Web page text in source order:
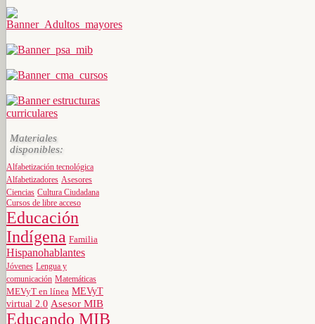
Materiales
disponibles:
Alfabetización tecnológica
Alfabetizadores Asesores
Ciencias Cultura Ciudadana
Cursos de libre acceso
Educación
Indígena Familia
Hispanohablantes
Jóvenes Lengua y
comunicación Matemáticas
MEVyT en línea MEVyT
virtual 2.0 Asesor MIB
Educando MIB